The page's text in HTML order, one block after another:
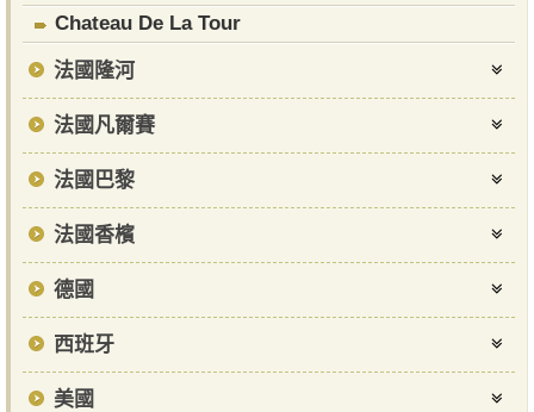
Chateau De La Tour
法國隆河
法國凡爾賽
法國巴黎
法國香檳
德國
西班牙
美國